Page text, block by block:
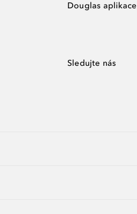
Douglas aplikace
Sledujte nás